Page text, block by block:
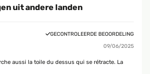
uit andere landen
GECONTROLEERDE BEOORDELING
09/06/2025
aussi la toile du dessus qui se rétracte. La